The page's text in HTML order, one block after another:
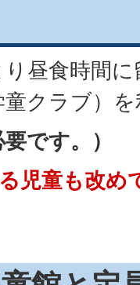
昼食時間
クラブ）
です。）
児童も改め